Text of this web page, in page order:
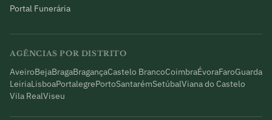
Portal Funerária
AGÊNCIAS POR DISTRITO
AveiroBejaBragaBragançaCastelo BrancoCoimbraÉvoraFaroGuarda
LeiriaLisboaPortalegrePortoSantarémSetúbalViana do Castelo
Vila RealViseu